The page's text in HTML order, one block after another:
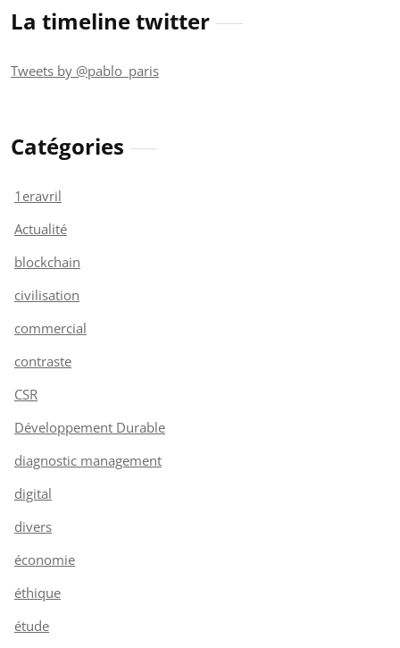
La timeline twitter
Tweets by @pablo_paris
Catégories
1eravril
Actualité
blockchain
civilisation
commercial
contraste
CSR
Développement Durable
diagnostic management
digital
divers
économie
éthique
étude